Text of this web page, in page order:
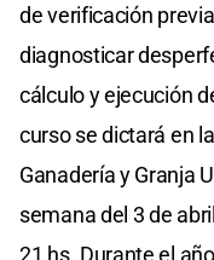
de verificación
diagnosticar
cálculo y ejecución
curso se dictará en
Ganadería y Granja
semana del 3 de
21 hs. Durante el